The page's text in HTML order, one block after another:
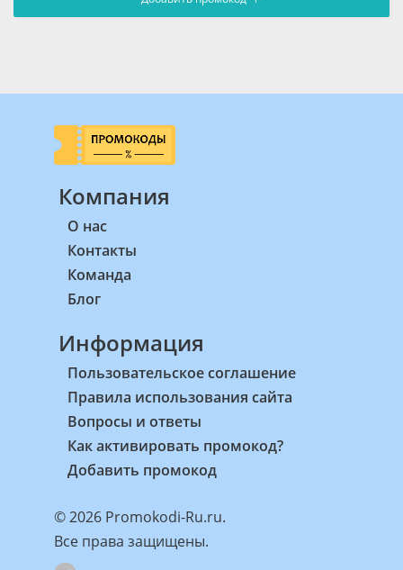
Компания
О нас
Контакты
Команда
Блог
Информация
Пользовательское соглашение
Правила использования сайта
Вопросы и ответы
Как активировать промокод?
Добавить промокод
© 2026 Promokodi-Ru.ru.
Все права защищены.